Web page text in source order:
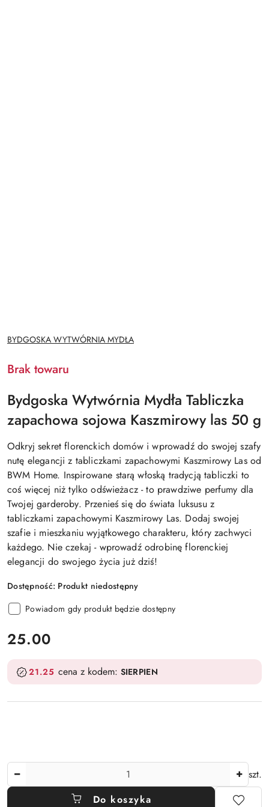
NAZWA
PRODUCENTA:
BYDGOSKA WYTWÓRNIA MYDŁA
Brak towaru
Bydgoska Wytwórnia Mydła Tabliczka
zapachowa sojowa Kaszmirowy las 50 g
Odkryj sekret florenckich domów i wprowadź do swojej szafy
nutę elegancji z tabliczkami zapachowymi Kaszmirowy Las od
BWM Home. Inspirowane starą włoską tradycją tabliczki to
coś więcej niż tylko odświeżacz - to prawdziwe perfumy dla
Twojej garderoby. Przenieś się do świata luksusu z
tabliczkami zapachowymi Kaszmirowy Las. Dodaj swojej
szafie i mieszkaniu wyjątkowego charakteru, który zachwyci
każdego. Nie czekaj - wprowadź odrobinę florenckiej
elegancji do swojego życia już dziś!
Dostępność: Produkt niedostępny
Powiadom gdy produkt będzie dostępny
cena:
25.00
21.25 cena z kodem: SIERPIEN
szt.
Do koszyka